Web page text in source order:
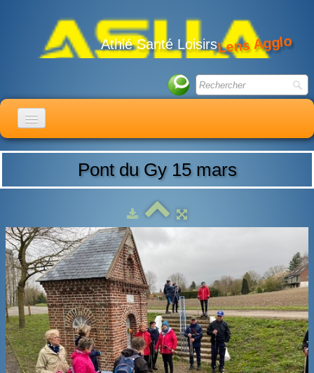
Athlé Santé LoisirsLens Agglo
ACCUEIL
ACTUALITÉS
CALENDRIER
ADHÉSION
LIENS
BOUTIQUE
CONTACT
Pont du Gy 15 mars